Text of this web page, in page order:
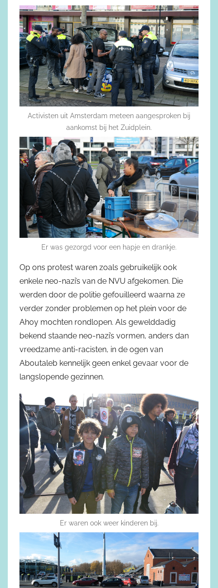
Activisten uit Amsterdam meteen aangesproken bij
aankomst bij het Zuidplein.
Er was gezorgd voor een hapje en drankje.
Op ons protest waren zoals gebruikelijk ook
enkele neo-nazi’s van de NVU afgekomen. Die
werden door de politie gefouilleerd waarna ze
verder zonder problemen op het plein voor de
Ahoy mochten rondlopen. Als gewelddadig
bekend staande neo-nazi’s vormen, anders dan
vreedzame anti-racisten, in de ogen van
Aboutaleb kennelijk geen enkel gevaar voor de
langslopende gezinnen.
Er waren ook weer kinderen bij.